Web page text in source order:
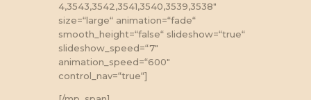
4,3543,3542,3541,3540,3539,3538″
size=“large“ animation=“fade“
smooth_height=“false“ slideshow=“true“
slideshow_speed=“7″
animation_speed=“600″
control_nav=“true“]